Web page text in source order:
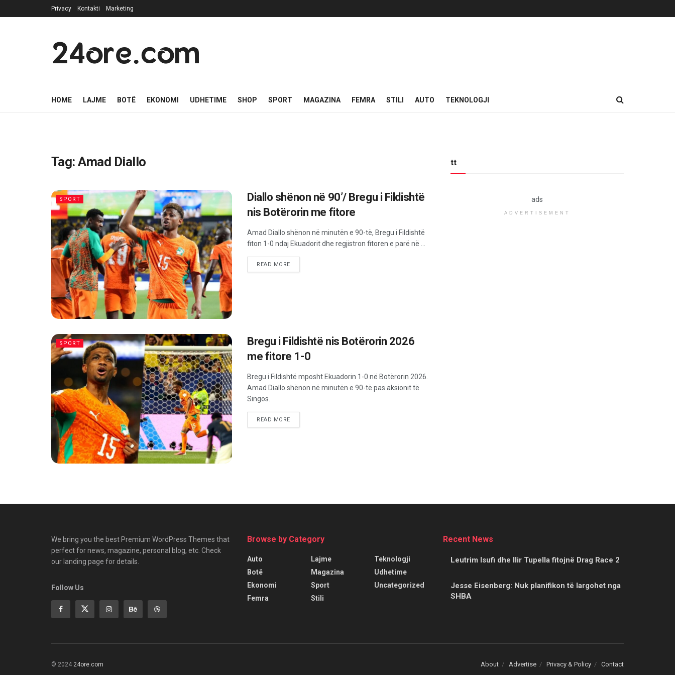
Privacy Kontakti Marketing
24ore.com
HOME LAJME BOTË EKONOMI UDHETIME SHOP SPORT MAGAZINA FEMRA STILI AUTO TEKNOLOGJI
Tag:Amad Diallo
SPORT
Diallo shënon në 90’/ Bregu i Fildishtë
nis Botërorin me fitore
Amad Diallo shënon në minutën e 90-të, Bregu i Fildishtë
fiton 1-0 ndaj Ekuadorit dhe regjistron fitoren e parë në ...
READ MORE
SPORT
Bregu i Fildishtë nis Botërorin 2026
me fitore 1-0
Bregu i Fildishtë mposht Ekuadorin 1-0 në Botërorin 2026.
Amad Diallo shënon në minutën e 90-të pas aksionit të
Singos.
READ MORE
tt
ads
ADVERTISEMENT
We bring you the best Premium WordPress Themes that
perfect for news, magazine, personal blog, etc. Check
our landing page for details.
Follow Us
Browse by Category
Auto
Botë
Ekonomi
Femra
Lajme
Magazina
Sport
Stili
Teknologji
Udhetime
Uncategorized
Recent News
Leutrim Isufi dhe Ilir Tupella fitojnë Drag Race 2
Jesse Eisenberg: Nuk planifikon të largohet nga
SHBA
About Advertise Privacy & Policy Contact
© 2024 24ore.com